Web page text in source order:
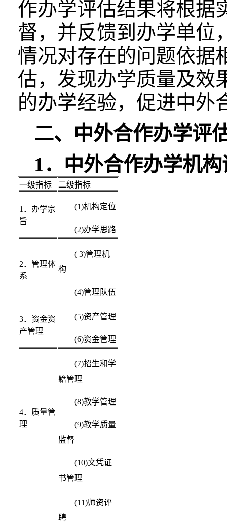
作办学评估结果将根据
督，并反馈到办学单位
情况对存在的问题依据
估，发现办学质量及效
的办学经验，促进中外
二、中外合作办学评
1．中外合作办学机
一级指标 二级指标
1．办学宗
旨
(1)机构定位
(2)办学思路
2．管理体
系
( 3)管理机
构
(4)管理队伍
3．资金资
产管理
(5)资产管理
(6)资金管理
4．质量管
理
(7)招生和学
籍管理
(8)教学管理
(9)教学质量
监督
(10)文凭证
书管理
(11)师资评
聘